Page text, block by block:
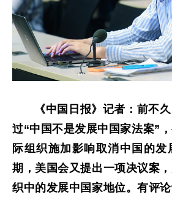
《中国日报》记者：前不
过“中国不是发展中国家法案”
际组织施加影响取消中国的发
期，美国会又提出一项决议案
织中的发展中国家地位。有评